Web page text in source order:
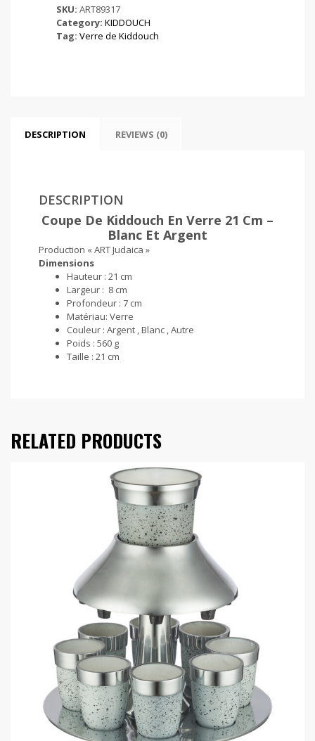
Verre
21
Cm
SKU: ART89317
Category: KIDDOUCH
Tag: Verre de Kiddouch
DESCRIPTION REVIEWS (0)
DESCRIPTION
Coupe De Kiddouch En Verre 21 Cm –
Blanc Et Argent
Production « ART Judaica »
Dimensions
Hauteur : 21 cm
Largeur : 8 cm
Profondeur : 7 cm
Matériau: Verre
Couleur : Argent , Blanc , Autre
Poids : 560 g
Taille : 21 cm
RELATED PRODUCTS